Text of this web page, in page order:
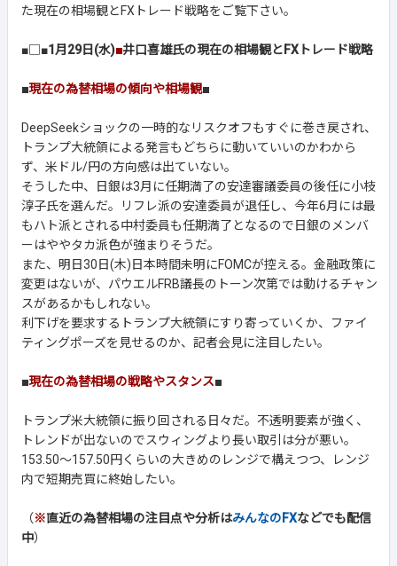
た現在の相場観とFXトレード戦略をご覧下さい。
■□■1月29日(水)■井口喜雄氏の現在の相場観とFXトレード戦略
■現在の為替相場の傾向や相場観■
DeepSeekショックの一時的なリスクオフもすぐに巻き戻され、
トランプ大統領による発言もどちらに動いていいのかわから
ず、米ドル/円の方向感は出ていない。
そうした中、日銀は3月に任期満了の安達審議委員の後任に小枝
淳子氏を選んだ。リフレ派の安達委員が退任し、今年6月には最
もハト派とされる中村委員も任期満了となるので日銀のメンバ
ーはややタカ派色が強まりそうだ。
また、明日30日(木)日本時間未明にFOMCが控える。金融政策に
変更はないが、パウエルFRB議長のトーン次第では動けるチャン
スがあるかもしれない。
利下げを要求するトランプ大統領にすり寄っていくか、ファイ
ティングポーズを見せるのか、記者会見に注目したい。
■現在の為替相場の戦略やスタンス■
トランプ米大統領に振り回される日々だ。不透明要素が強く、
トレンドが出ないのでスウィングより長い取引は分が悪い。
153.50～157.50円くらいの大きめのレンジで構えつつ、レンジ
内で短期売買に終始したい。
（※直近の為替相場の注目点や分析はみんなのFXなどでも配信
中）